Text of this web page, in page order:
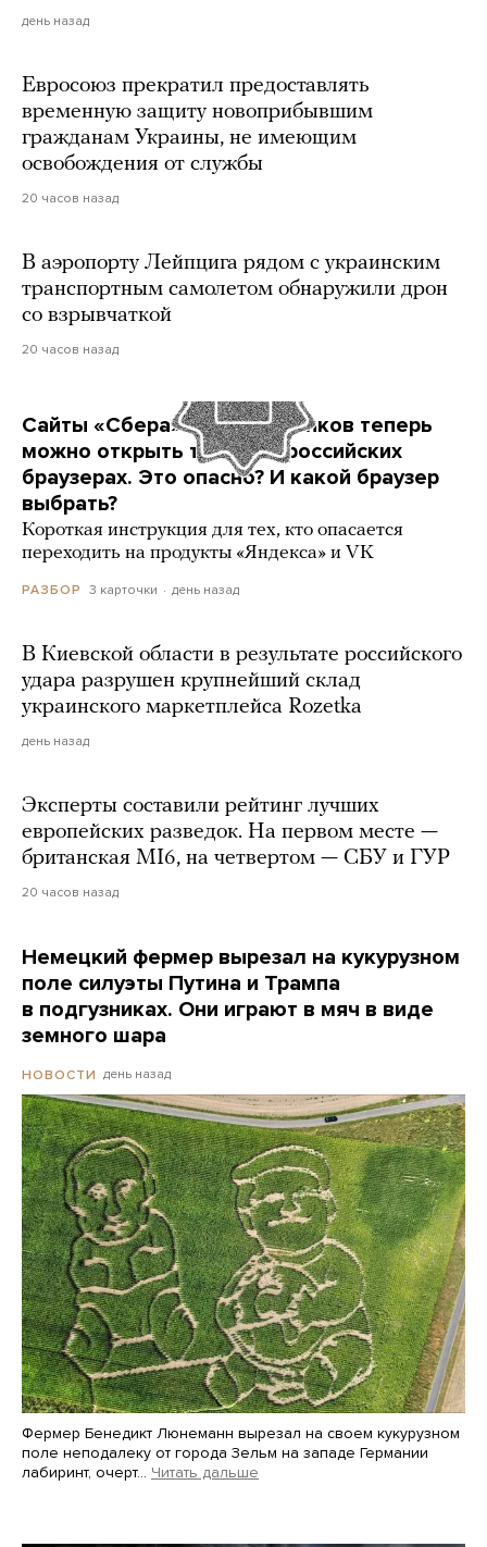
день назад
Евросоюз прекратил предоставлять
временную защиту новоприбывшим
гражданам Украины, не имеющим
освобождения от службы
20 часов назад
В аэропорту Лейпцига рядом с украинским
транспортным самолетом обнаружили дрон
со взрывчаткой
20 часов назад
Сайты «Сбера» и других банков теперь
можно открыть только в российских
браузерах. Это опасно? И какой браузер
выбрать?
Короткая инструкция для тех, кто опасается
переходить на продукты «Яндекса» и VK
РАЗБОР 3 карточки день назад
В Киевской области в результате российского
удара разрушен крупнейший склад
украинского маркетплейса Rozetka
день назад
Эксперты составили рейтинг лучших
европейских разведок. На первом месте —
британская MI6, на четвертом — СБУ и ГУР
20 часов назад
Немецкий фермер вырезал на кукурузном
поле силуэты Путина и Трампа
в подгузниках. Они играют в мяч в виде
земного шара
НОВОСТИ день назад
Фермер Бенедикт Люнеманн вырезал на своем кукурузном
поле неподалеку от города Зельм на западе Германии
лабиринт, очерт… Читать дальше